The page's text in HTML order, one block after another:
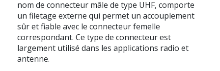
nom de connecteur mâle de type UHF, comporte
un filetage externe qui permet un accouplement
sûr et fiable avec le connecteur femelle
correspondant. Ce type de connecteur est
largement utilisé dans les applications radio et
antenne.